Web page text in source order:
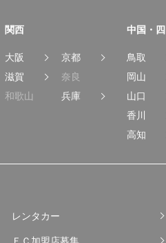
関西
大阪
京都
滋賀
奈良
和歌山
兵庫
中国・四
鳥取
岡山
山口
香川
高知
レンタカー